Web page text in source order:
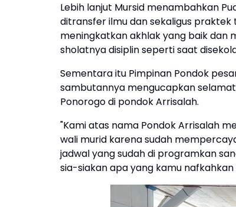
Lebih lanjut Mursid menambahkan
ditransfer ilmu dan sekaligus
meningkatkan akhlak yang baik dan
sholatnya disiplin seperti saat
Sementara itu Pimpinan Pondok
sambutannya mengucapkan
Ponorogo di pondok Arrisalah.
"Kami atas nama Pondok Arrisalah
wali murid karena sudah
jadwal yang sudah di programkan
sia-siakan apa yang kamu nafkahkan